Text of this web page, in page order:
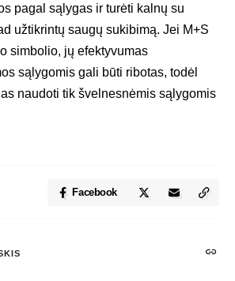
pagal sąlygas ir turėti kalnų su
užtikrintų saugų sukibimą. Jei M+S
simbolio, jų efektyvumas
sąlygomis gali būti ribotas, todėl
naudoti tik švelnesnėmis sąlygomis
Facebook